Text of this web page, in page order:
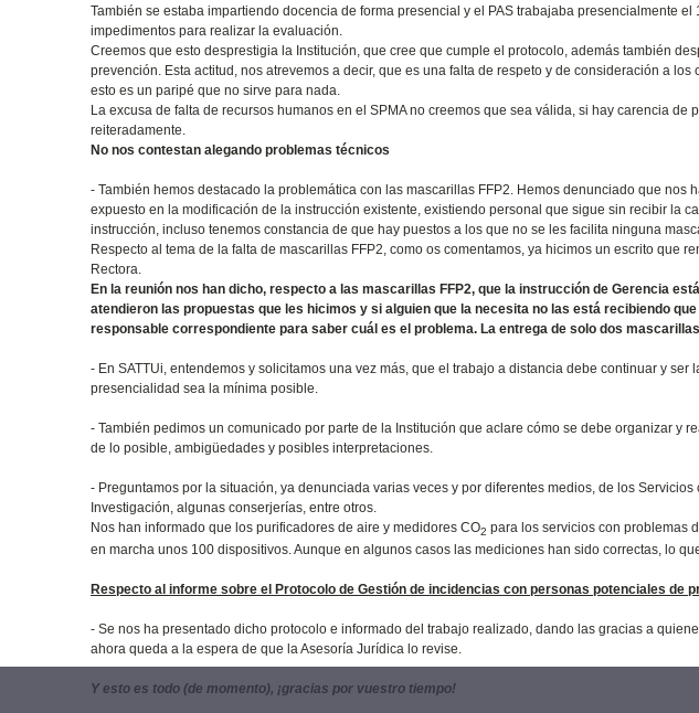
También se estaba impartiendo docencia de forma presencial y el PAS trabajaba presencialmente
impedimentos para realizar la evaluación.
Creemos que esto desprestigia la Institución, que cree que cumple el protocolo, además también
prevención. Esta actitud, nos atrevemos a decir, que es una falta de respeto y de consideración a
esto es un paripé que no sirve para nada.
La excusa de falta de recursos humanos en el SPMA no creemos que sea válida, si hay carencia de
reiteradamente.
No nos contestan alegando problemas técnicos
- También hemos destacado la problemática con las mascarillas FFP2. Hemos denunciado que nos
expuesto en la modificación de la instrucción existente, existiendo personal que sigue sin recibir la
instrucción, incluso tenemos constancia de que hay puestos a los que no se les facilita ninguna
Respecto al tema de la falta de mascarillas FFP2, como os comentamos, ya hicimos un escrito que
Rectora.
En la reunión nos han dicho, respecto a las mascarillas FFP2, que la instrucción de Gerencia
atendieron las propuestas que les hicimos y si alguien que la necesita no las está recibiendo
responsable correspondiente para saber cuál es el problema. La entrega de solo dos
- En SATTUi, entendemos y solicitamos una vez más, que el trabajo a distancia debe continuar y
presencialidad sea la mínima posible.
- También pedimos un comunicado por parte de la Institución que aclare cómo se debe organizar y
de lo posible, ambigüedades y posibles interpretaciones.
- Preguntamos por la situación, ya denunciada varias veces y por diferentes medios, de los
Investigación, algunas conserjerías, entre otros.
Nos han informado que los purificadores de aire y medidores CO2 para los servicios con problemas
en marcha unos 100 dispositivos. Aunque en algunos casos las mediciones han sido correctas, lo
Respecto al informe sobre el Protocolo de Gestión de incidencias con personas potenciales de
- Se nos ha presentado dicho protocolo e informado del trabajo realizado, dando las gracias a
ahora queda a la espera de que la Asesoría Jurídica lo revise.
Y esto es todo (de momento), ¡gracias por vuestro tiempo!